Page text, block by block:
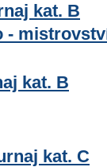
kat. B
-
kat. B
kat. C